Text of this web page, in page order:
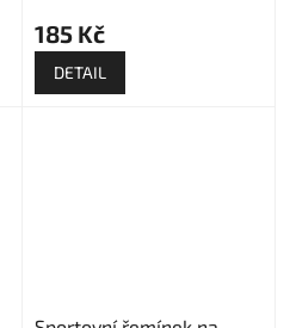
185 Kč
DETAIL